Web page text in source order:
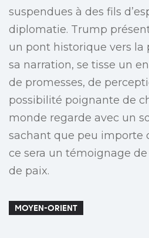
suspendues à des fils
diplomatie. Trump
un pont historique vers la
sa narration, se tisse un
de promesses, de
possibilité poignante de
monde regarde avec un
sachant que peu importe
ce sera un témoignage
de paix.
MOYEN-ORIENT